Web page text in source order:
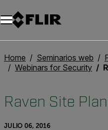
Unread messages
Modelo
Eliminar
artículos
artículo
Añadir al carro
Añadido al carro
Home Seminarios web
Webinars for Security
Raven Site
JULIO 06, 2016